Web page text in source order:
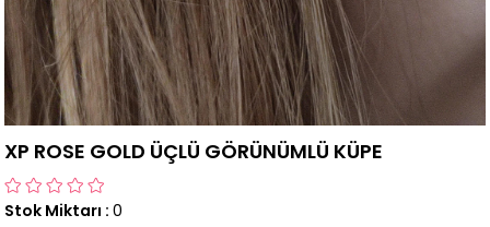
XP ROSE GOLD ÜÇLÜ GÖRÜNÜMLÜ KÜPE
Stok Miktarı : 0